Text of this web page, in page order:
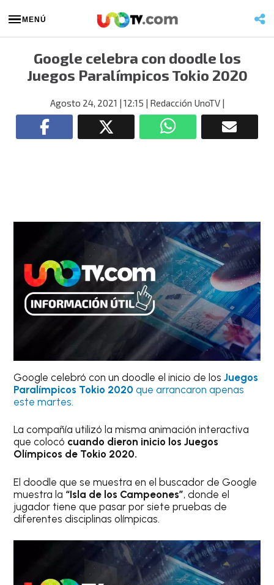
MENÚ
Google celebra con doodle los
Juegos Paralímpicos Tokio 2020
Agosto 24, 2021 | 12:15 | Redacción UnoTV|
Google celebró con un doodle el inicio de losJuegos
Paralímpicos Tokio 2020que arrancaron apenas
este martes.
La compañía utilizó la misma animación interactiva
que colocó cuando dieron inicio los Juegos
Olímpicos de Tokio 2020.
El doodle que se muestra en el buscador de Google
muestra la “Isla de los Campeones”, donde el
jugador tiene que pasar por siete pruebas de
diferentes disciplinas olímpicas.